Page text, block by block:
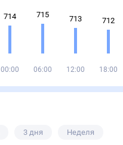
714
00:00
715
06:00
713
12:00
712
18:00
3 дня Неделя